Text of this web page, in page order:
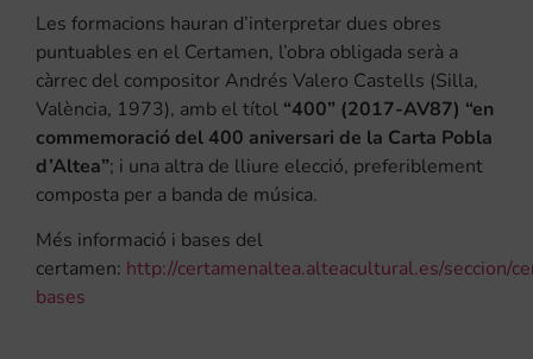
Les formacions hauran d’interpretar dues obres
puntuables en el Certamen, l’obra obligada serà a
càrrec del compositor Andrés Valero Castells (Silla,
València, 1973), amb el títol “400” (2017-AV87) “en
commemoració del 400 aniversari de la Carta Pobla
d’Altea”; i una altra de lliure elecció, preferiblement
composta per a banda de música.
Més informació i bases del
certamen: http://certamenaltea.alteacultural.es/seccion/
bases